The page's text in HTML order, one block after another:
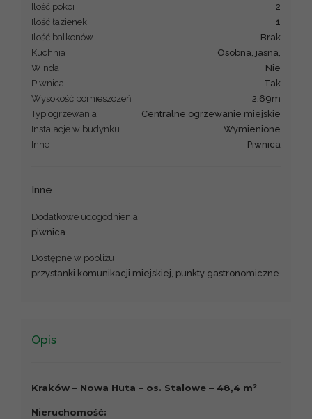
Ilość pokoi
2
Ilość łazienek
1
Ilość balkonów
brak
Kuchnia
osobna, jasna,
Winda
Nie
Piwnica
Tak
Wysokość pomieszczeń
2,69m
Typ ogrzewania
centralne ogrzewanie miejskie
Instalacje w budynku
wymienione
Inne
piwnica
Inne
Dodatkowe udogodnienia
piwnica
Dostępne w pobliżu
przystanki komunikacji miejskiej, punkty gastronomiczne
Opis
Kraków – Nowa Huta – os. Stalowe – 48,4 m²
Nieruchomość: